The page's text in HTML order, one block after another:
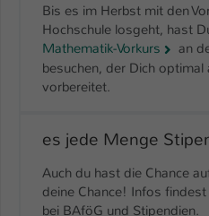
Bis es im Herbst mit den
Hochschule losgeht, hast
Mathematik-Vorkurs
an
besuchen, der Dich
vorbereitet.
es jede Menge
Auch du hast die Chance
deine Chance! Infos
bei BAföG und Stipendien.